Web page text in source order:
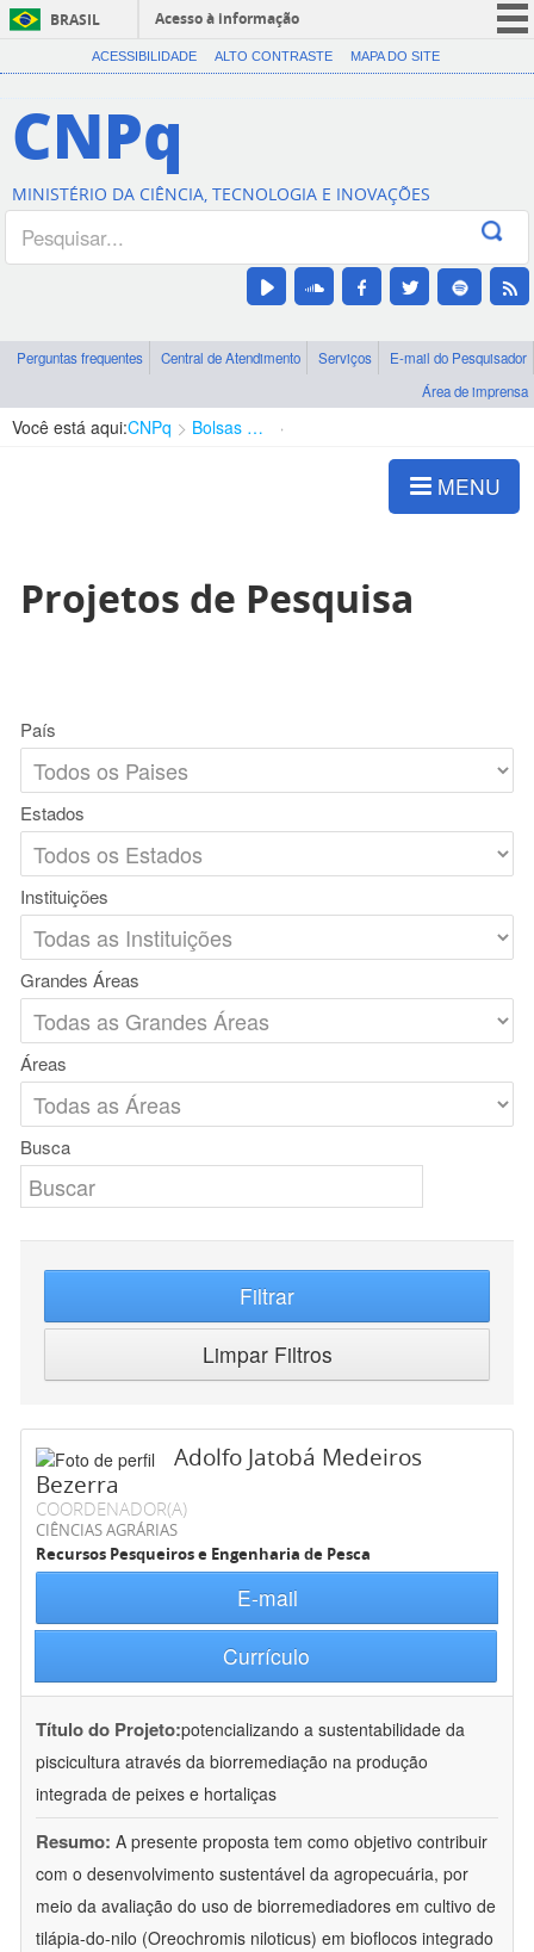
BRASIL
Acesso à informação
CORONAVÍRUS (COVID-19)
Canais
ACESSIBILIDADE ALTO CONTRASTE MAPA DO SITE
CNPq
MINISTÉRIO DA CIÊNCIA, TECNOLOGIA E INOVAÇÕES
Perguntas frequentes Central de Atendimento Serviços
E-mail do Pesquisador
Área de imprensa
Você está aqui:CNPq Bolsas e Auxílios Vigentes
MENU
Projetos de Pesquisa
País
Estados
Instituições
Grandes Áreas
Áreas
Busca
Filtrar
Limpar Filtros
Adolfo Jatobá Medeiros
Bezerra
COORDENADOR(A)
CIÊNCIAS AGRÁRIAS
Recursos Pesqueiros e Engenharia de Pesca
E-mail
Currículo
Título do Projeto:potencializando a sustentabilidade da
piscicultura através da biorremediação na produção
integrada de peixes e hortaliças
Resumo: A presente proposta tem como objetivo contribuir
com o desenvolvimento sustentável da agropecuária, por
meio da avaliação do uso de biorremediadores em cultivo de
tilápia-do-nilo (Oreochromis niloticus) em bioflocos integrado